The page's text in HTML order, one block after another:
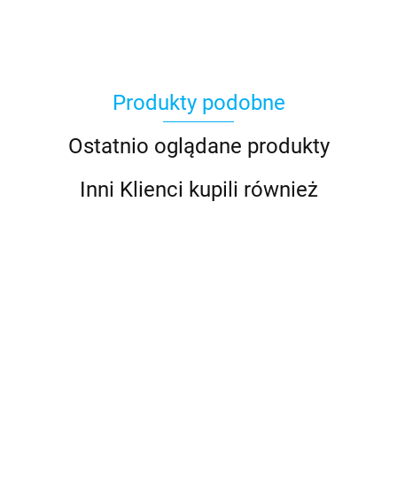
Basic Fun
Produkty podobne
Ostatnio oglądane produkty
Inni Klienci kupili również